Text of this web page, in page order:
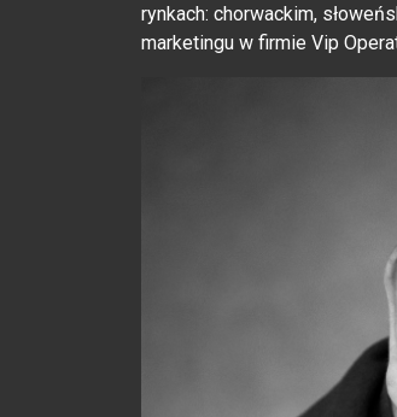
rynkach: chorwackim,
marketingu w firmie Vip